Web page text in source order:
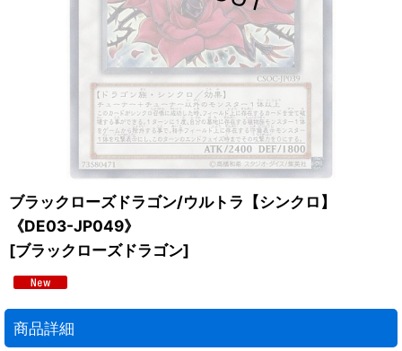
ブラックローズドラゴン/ウルトラ【シンクロ】
《DE03-JP049》
[ブラックローズドラゴン]
商品詳細